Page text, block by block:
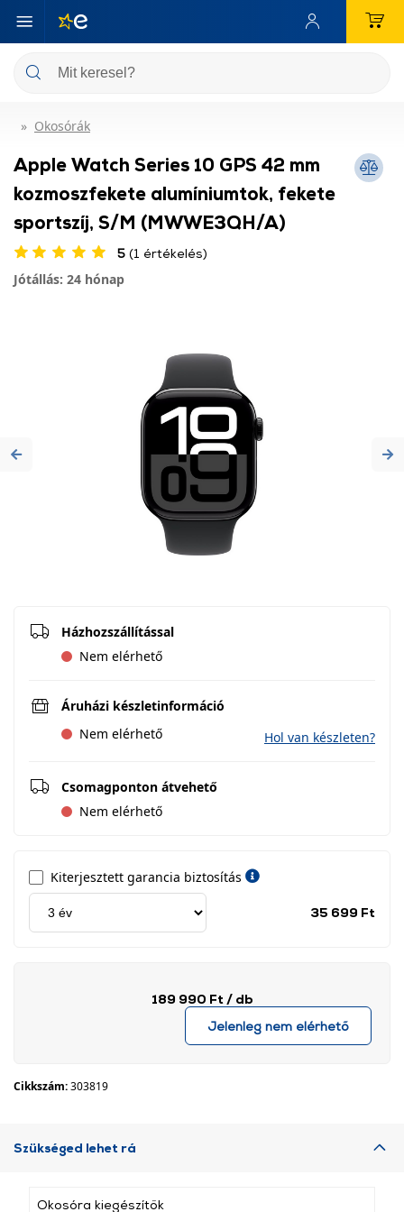
Okosórák
Apple Watch Series 10 GPS 42 mm
kozmoszfekete alumíniumtok, fekete
sportszíj, S/M (MWWE3QH/A)
5 (1 értékelés)
Jótállás: 24 hónap
Previous
Házhozszállítással
Nem elérhető
Áruházi készletinformáció
Nem elérhető
Hol van készleten?
Csomagponton átvehető
Nem elérhető
Kiterjesztett garancia biztosítás
35 699 Ft
189 990 Ft / db
Jelenleg nem elérhető
Cikkszám:303819
Szükséged lehet rá
Okosóra kiegészítők